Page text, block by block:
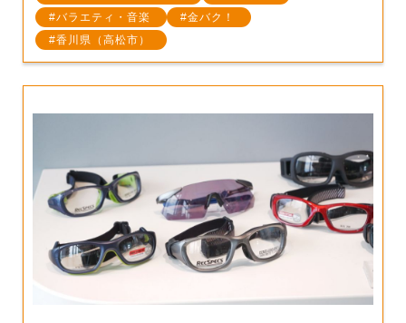
バラエティ・音楽
金バク！
香川県（高松市）